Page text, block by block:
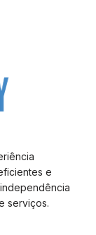
e
serviços.